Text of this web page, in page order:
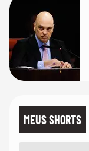
MEUS SHORTS